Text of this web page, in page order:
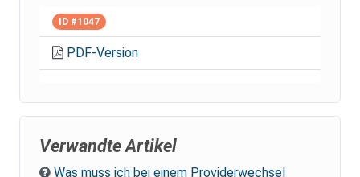
ID #1047
PDF-Version
Verwandte Artikel
Was muss ich bei einem Providerwechsel